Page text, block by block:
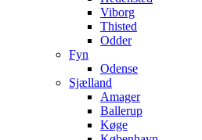
Viborg
Thisted
Odder
Fyn
Odense
Sjælland
Amager
Ballerup
Køge